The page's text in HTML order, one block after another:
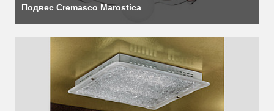
Подвес Cremasco Marostica